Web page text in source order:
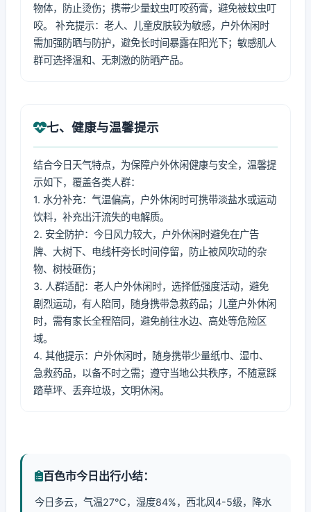
物体，防止烫伤；携带少量蚊虫叮咬药膏，避免被蚊虫叮
咬。 补充提示：老人、儿童皮肤较为敏感，户外休闲时
需加强防晒与防护，避免长时间暴露在阳光下；敏感肌人
群可选择温和、无刺激的防晒产品。
七、健康与温馨提示
结合今日天气特点，为保障户外休闲健康与安全，温馨提
示如下，覆盖各类人群：
1. 水分补充：气温偏高，户外休闲时可携带淡盐水或运动
饮料，补充出汗流失的电解质。
2. 安全防护：今日风力较大，户外休闲时避免在广告
牌、大树下、电线杆旁长时间停留，防止被风吹动的杂
物、树枝砸伤；
3. 人群适配：老人户外休闲时，选择低强度活动，避免
剧烈运动，有人陪同，随身携带急救药品；儿童户外休闲
时，需有家长全程陪同，避免前往水边、高处等危险区
域。
4. 其他提示：户外休闲时，随身携带少量纸巾、湿巾、
急救药品，以备不时之需；遵守当地公共秩序，不随意踩
踏草坪、丢弃垃圾，文明休闲。
百色市今日出行小结：
今日多云，气温27℃，湿度84%，西北风4-5级，降水